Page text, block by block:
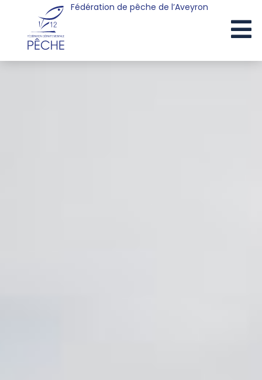
Fédération de pêche de l’Aveyron
Cookies management panel